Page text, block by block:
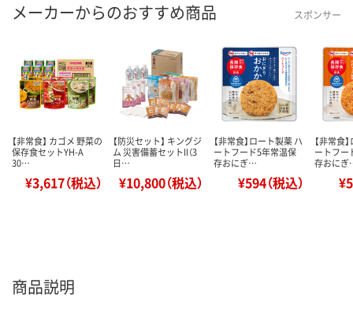
メーカーからのおすすめ商品 スポンサー
【非常食】 カゴメ 野菜の
保存食セットYH-A
30…
¥3,617（税込）
【防災セット】 キングジ
ム 災害備蓄セットII（3
日…
¥10,800（税込）
【非常食】ロート製薬 ハ
ートフード5年常温保
存おにぎ…
¥594（税込）
【非常食
ートフー
存おに
商品説明